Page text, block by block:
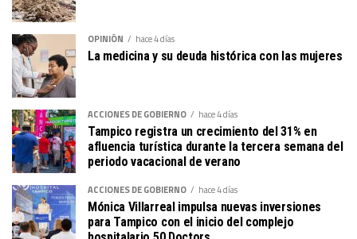
OPINIÓN hace 4 días
La medicina y su deuda histórica con las mujeres
ACCIONES DE GOBIERNO hace 4 días
Tampico registra un crecimiento del 31% en
afluencia turística durante la tercera semana del
periodo vacacional de verano
ACCIONES DE GOBIERNO hace 4 días
Mónica Villarreal impulsa nuevas inversiones
para Tampico con el inicio del complejo